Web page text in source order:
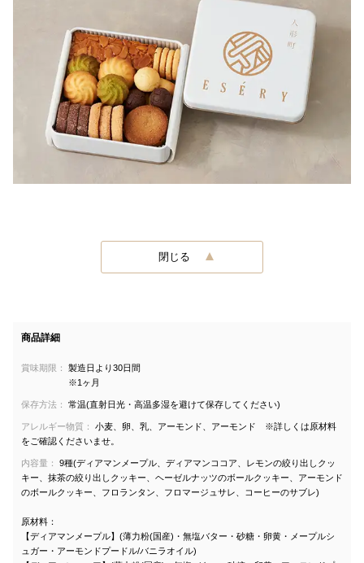
閉じる
商品詳細
賞味期限：
製造日より30日間
※1ヶ月
保存方法： 常温(直射日光・高温多湿を避けて保存してください)
アレルギー物質：
小麦、卵、乳、アーモンド、アーモンド ※詳しくは原材料
をご確認くださいませ。
内容量：
9種(ディアマンメープル、ディアマンココア、レモンの絞り出しクッ
キー、抹茶の絞り出しクッキー、ヘーゼルナッツのボールクッキー、アーモンド
のボールクッキー、フロランタン、フロマージュサレ、コーヒーのサブレ)
原材料：
【ディアマンメープル】(薄力粉(国産)・無塩バター・砂糖・卵黄・メープルシ
ュガー・アーモンドプードル/バニラオイル)